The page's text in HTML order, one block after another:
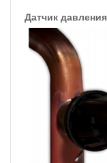
Датчик давления